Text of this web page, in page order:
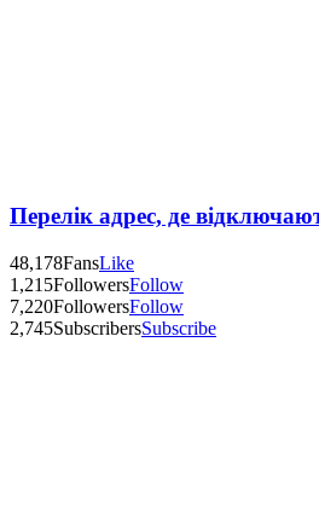
Перелік адрес, де
48,178FansLike
1,215FollowersFollow
7,220FollowersFollow
2,745SubscribersSubscribe